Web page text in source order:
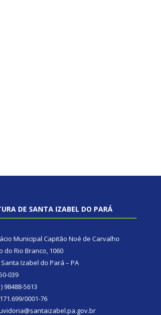
DE SANTA IZABEL DO PARÁ
Municipal Capitão Noé de Carvalho
do Rio Branco, 1060
Izabel do Pará – PA
039
98488-5613
0001-76